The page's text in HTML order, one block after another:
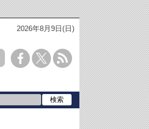
2026年8月9日(日)